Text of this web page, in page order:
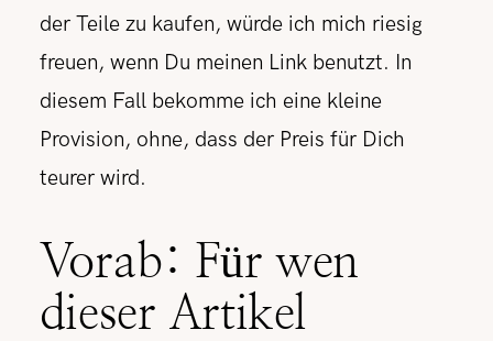
der Teile zu kaufen, würde ich mich riesig
freuen, wenn Du meinen Link benutzt. In
diesem Fall bekomme ich eine kleine
Provision, ohne, dass der Preis für Dich
teurer wird.
Vorab: Für wen
dieser Artikel